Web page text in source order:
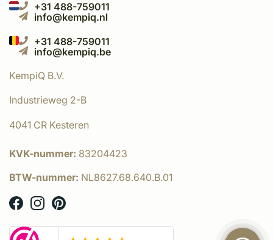
+31 488-759011
info@kempiq.nl
+31 488-759011
info@kempiq.be
KempíQ B.V.
Industrieweg 2-B
4041 CR Kesteren
KVK-nummer: 83204423
BTW-nummer: NL8627.68.640.B.01